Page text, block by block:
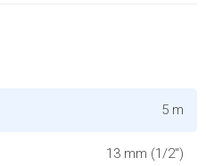
5 m
13 mm (1/2")